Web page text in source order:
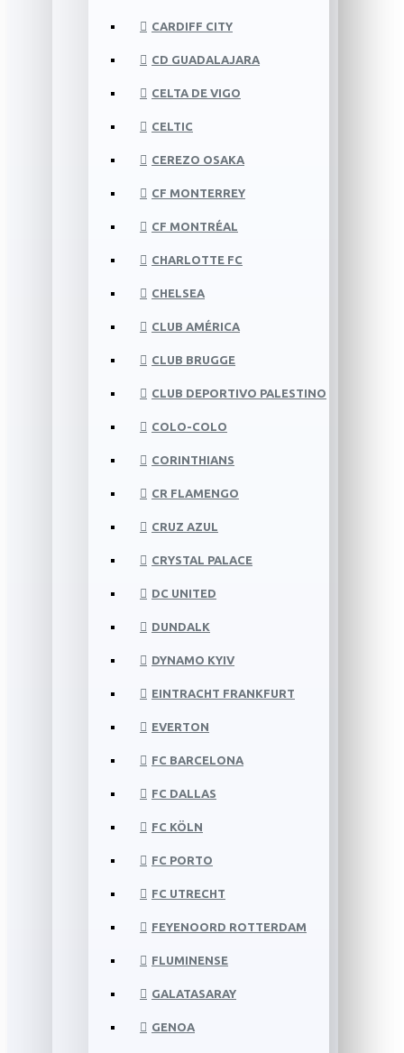
CARDIFF CITY
CD GUADALAJARA
CELTA DE VIGO
CELTIC
CEREZO OSAKA
CF MONTERREY
CF MONTRÉAL
CHARLOTTE FC
CHELSEA
CLUB AMÉRICA
CLUB BRUGGE
CLUB DEPORTIVO PALESTINO
COLO-COLO
CORINTHIANS
CR FLAMENGO
CRUZ AZUL
CRYSTAL PALACE
DC UNITED
DUNDALK
DYNAMO KYIV
EINTRACHT FRANKFURT
EVERTON
FC BARCELONA
FC DALLAS
FC KÖLN
FC PORTO
FC UTRECHT
FEYENOORD ROTTERDAM
FLUMINENSE
GALATASARAY
GENOA